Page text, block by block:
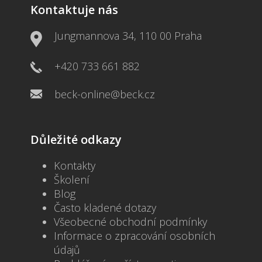
Kontaktuje nás
Jungmannova 34, 110 00 Praha
+420 733 661 882
beck-online@beck.cz
Důležité odkazy
Kontakty
Školení
Blog
Často kladené dotazy
Všeobecné obchodní podmínky
Informace o zpracování osobních
údajů